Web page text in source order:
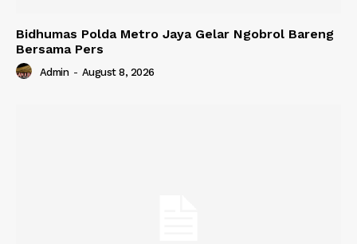
Bidhumas Polda Metro Jaya Gelar Ngobrol Bareng
Bersama Pers
Admin - August 8, 2026